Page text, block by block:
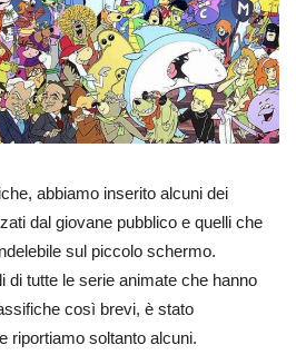
abbiamo inserito alcuni dei
dal giovane pubblico e quelli che
sul piccolo schermo.
di tutte le serie animate che hanno
così brevi, è stato
riportiamo soltanto alcuni.